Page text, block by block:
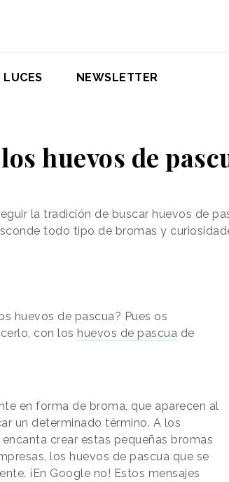
NEWSLETTER
huevos de
la tradición de buscar huevos de
todo tipo de bromas y
huevos de pascua? Pues os
con los huevos de pascua de
en forma de broma, que aparecen al
un determinado término. A los
crear estas pequeñas bromas
los huevos de pascua que se
¡En Google no! Estos mensajes